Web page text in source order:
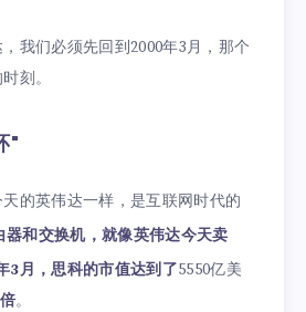
我们必须先回到2000年3月，那个
刻。
"
的英伟达一样，是互联网时代的
器和交换机，就像英伟达今天卖
3月，思科的市值达到了5550亿美
。